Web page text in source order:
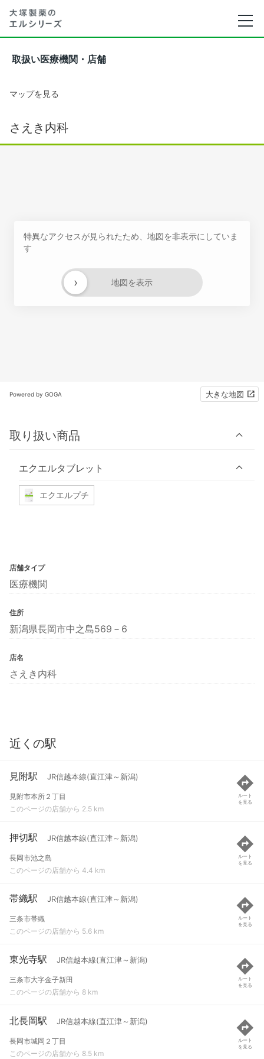
取扱い医療機関・店舗
マップを見る
さえき内科
特異なアクセスが見られたため、地図を非表示にしていま
す
地図を表示
›
Powered by GOGA 大きな地図
取り扱い商品
エクエルタブレット
エクエルプチ
店舗タイプ
医療機関
住所
新潟県長岡市中之島569－6
店名
さえき内科
近くの駅
見附駅 JR信越本線(直江津～新潟)
見附市本所２丁目
このページの店舗から 2.5 km
ルート
を見る
押切駅 JR信越本線(直江津～新潟)
長岡市池之島
このページの店舗から 4.4 km
ルート
を見る
帯織駅 JR信越本線(直江津～新潟)
三条市帯織
このページの店舗から 5.6 km
ルート
を見る
東光寺駅 JR信越本線(直江津～新潟)
三条市大字金子新田
このページの店舗から 8 km
ルート
を見る
北長岡駅 JR信越本線(直江津～新潟)
長岡市城岡２丁目
このページの店舗から 8.5 km
ルート
を見る